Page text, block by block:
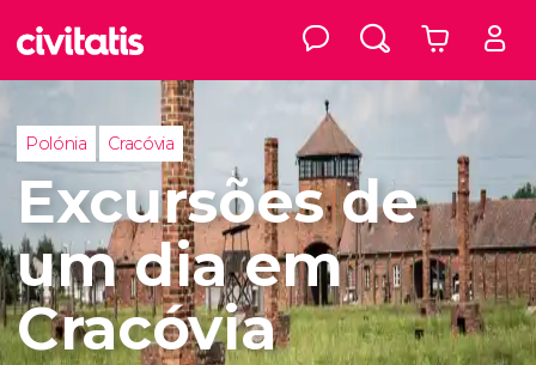
Polónia Cracóvia
Excursões de
um dia em
Cracóvia